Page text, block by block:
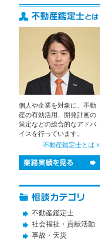
個人や企業を対象に、不動
産の有効活用、開発計画の
策定などの総合的なアドバ
イスを行っています。
不動産鑑定士とは »
不動産鑑定士
社会福祉・貢献活動
事故・天災